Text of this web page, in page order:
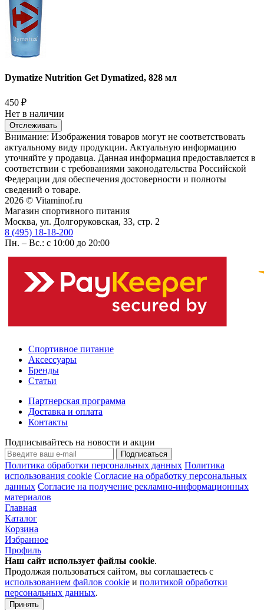
Dymatize Nutrition Get Dymatized, 828 мл
450 ₽
Нет в наличии
Отслеживать
Внимание: Изображения товаров могут не соответствовать
актуальному виду продукции. Актуальную информацию
уточняйте у продавца. Данная информация предоставляется в
соответствии с требованиями законодательства Российской
Федерации для обеспечения достоверности и полноты
сведений о товаре.
2026 © Vitaminof.ru
Магазин спортивного питания
Москва, ул. Долгоруковская, 33, стр. 2
8 (495) 18-18-200
Пн. – Вс.: с 10:00 до 20:00
Спортивное питание
Аксессуары
Бренды
Статьи
Партнерская программа
Доставка и оплата
Контакты
Подписывайтесь на новости и акции
Подписаться
Политика обработки персональных данных Политика
использования cookie Согласие на обработку персональных
данных Согласие на получение рекламно-информационных
материалов
Главная
Каталог
Корзина
Избранное
Профиль
Наш сайт использует файлы cookie.
Продолжая пользоваться сайтом, вы соглашаетесь с
использованием файлов cookie и политикой обработки
персональных данных.
Принять